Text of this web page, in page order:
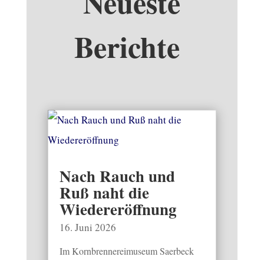
Berichte
Nach Rauch und
Ruß naht die
Wiedereröffnung
16. Juni 2026
Im Kornbrennereimuseum Saerbeck